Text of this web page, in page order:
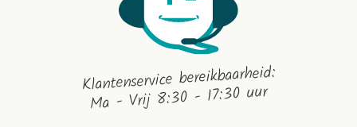
Klantenservice bereikbaarheid:
Ma - Vrij 8:30 - 17:30 uur